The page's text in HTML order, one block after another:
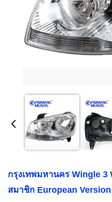
กรุงเทพมหานคร Wingle
สมาชิก European